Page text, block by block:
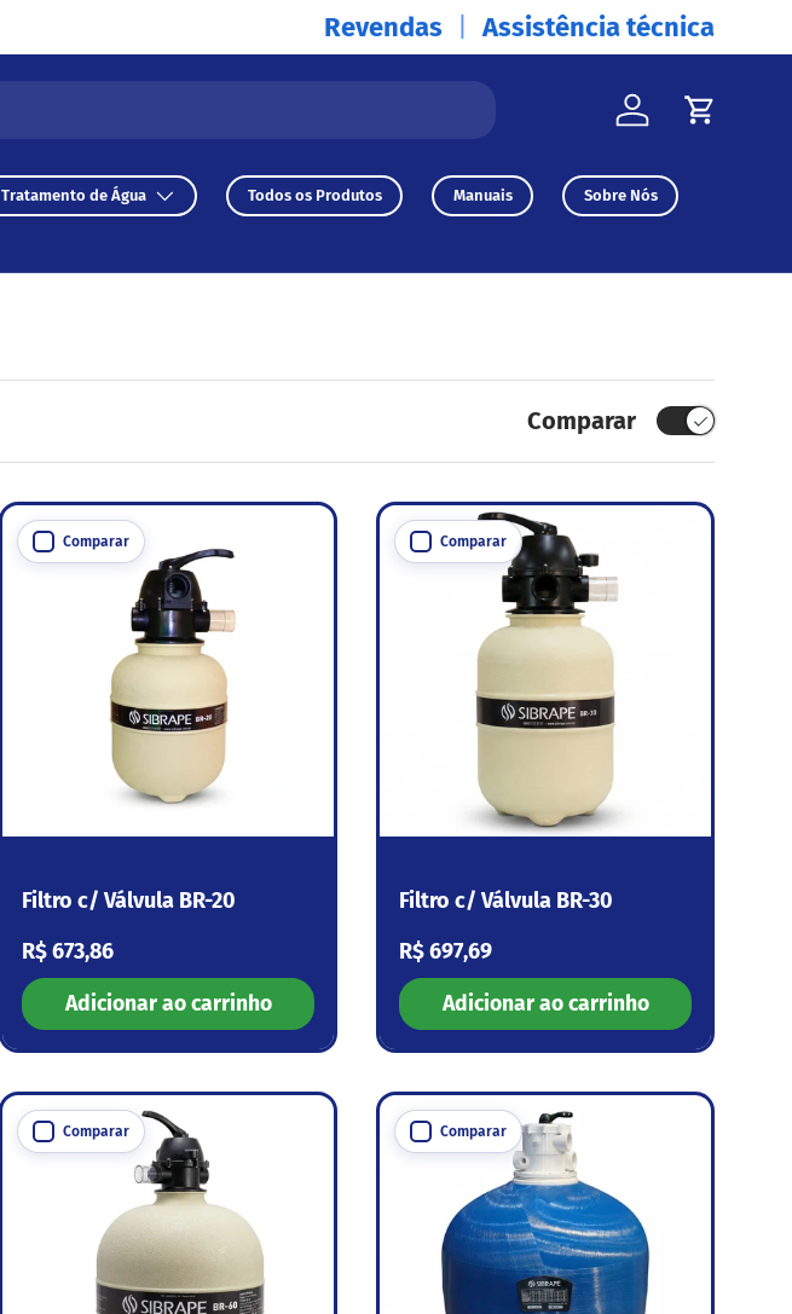
Revendas Assistência técnica
Iniciar sessão
Tratamento de Água Todos os Produtos Manuais Sobre Nós
Comparar
Comparar
Filtro c/ Válvula BR-20
Preço normal
R$ 673,86
Adicionar ao carrinho
Comparar
Filtro c/ Válvula BR-30
Preço normal
R$ 697,69
Adicionar ao carrinho
Comparar Comparar